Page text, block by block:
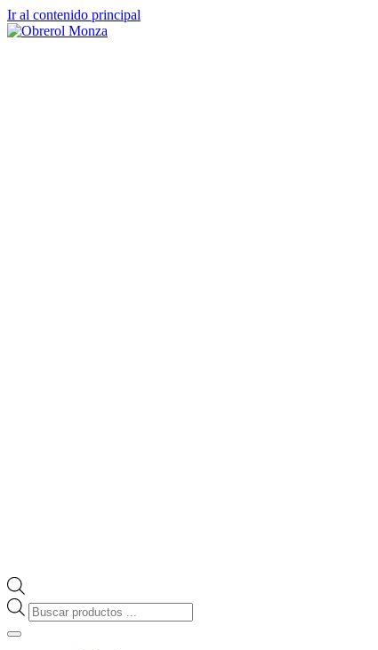
Ir al contenido principal
Búsqueda
de